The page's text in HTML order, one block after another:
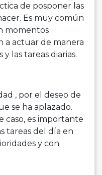
de posponer las
Es muy común
momentos
a actuar de manera
las tareas diarias.
, por el deseo de
se ha aplazado.
caso, es importante
tareas del día en
y con